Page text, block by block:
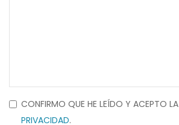
CONFIRMO QUE HE LEÍDO Y ACEPTO LA
PRIVACIDAD.